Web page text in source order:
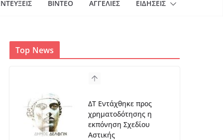
ΒΊΝΤΕΟ ΑΓΓΕΛΊΕΣ ΕΙΔΉΣΕΙΣ
Top News
ΔΤ Εντάχθηκε προς
χρηματοδότησης η
εκπόνηση Σχεδίου
Αστικής